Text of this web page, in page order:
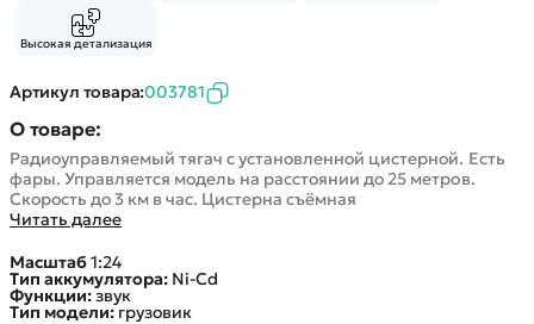
Высокая детализация
Артикул товара:003781
О товаре:
Радиоуправляемый тягач с установленной цистерной. Есть
фары. Управляется модель на расстоянии до 25 метров.
Скорость до 3 км в час. Цистерна съёмная
Читать далее
Масштаб1:24
Тип аккумулятора: Ni-Cd
Функции:звук
Тип модели:грузовик